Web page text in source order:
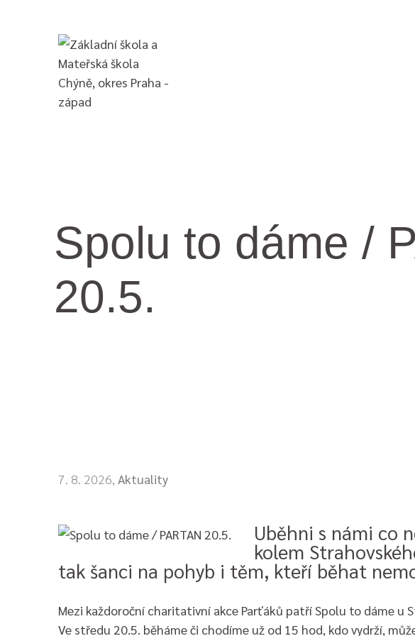
Spolu to dáme /
20.5.
7. 8. 2026,Aktuality
Uběhni s námi co
kolem
tak šanci na pohyb i těm, kteří běhat
Mezi každoroční charitativní akce Parťáků patří Spolu to dáme u
Ve středu 20.5. běháme či chodíme už od 15 hod, kdo vydrží,